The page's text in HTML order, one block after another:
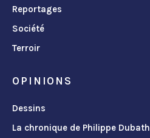
Reportages
Société
Terroir
OPINIONS
Dessins
La chronique de Philippe Dubath